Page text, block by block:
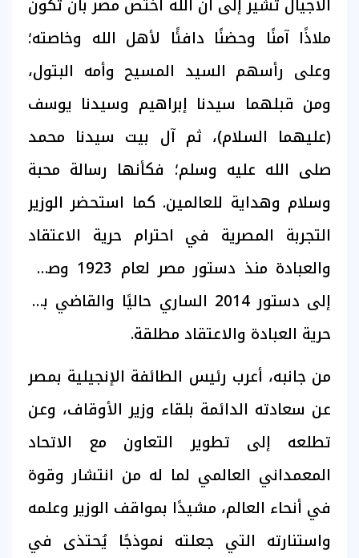
ملاذًا آمنًا وحضنًا دافئًا لأهل الله وخاصته؛
وعلى رأسهم السيد المسيح وأمه البتول،
ومن قبلهما سيدنا إبراهيم وسيدنا يوسف
(عليهما السلام)، ثم آل بيت سيدنا محمد
صلى الله عليه وسلم؛ فكأنها رسالة محبة
وسلام وهداية للعالمين. كما استحضر الوزير
التجربة المصرية في احترام حرية الاعتقاد
والعبادة منذ دستور مصر لعام 1923 وصولاً
إلى دستور 2014 الساري حاليًا والقاضي بأن
حرية العبادة والاعتقاد مطلقة.
من جانبه، أعرب رئيس الطائفة الإنجيلية بمصر
عن سعادته الدائمة بلقاء وزير الأوقاف، وعن
تطلعه إلى تطوير التعاون مع الاتحاد
المعمداني العالمي لما له من انتشار وقوة
في أنحاء العالم، مشيدًا بمواقف الوزير وعلمه
واستنارته التي جعلته نموذجًا يُحتذى في